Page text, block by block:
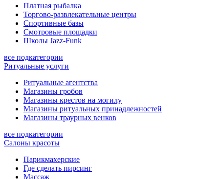
Платная рыбалка
Торгово-развлекательные центры
Спортивные базы
Смотровые площадки
Школы Jazz-Funk
все подкатегории
Ритуальные услуги
Ритуальные агентства
Магазины гробов
Магазины крестов на могилу
Магазины ритуальных принадлежностей
Магазины траурных венков
все подкатегории
Салоны красоты
Парикмахерские
Где сделать пирсинг
Массаж